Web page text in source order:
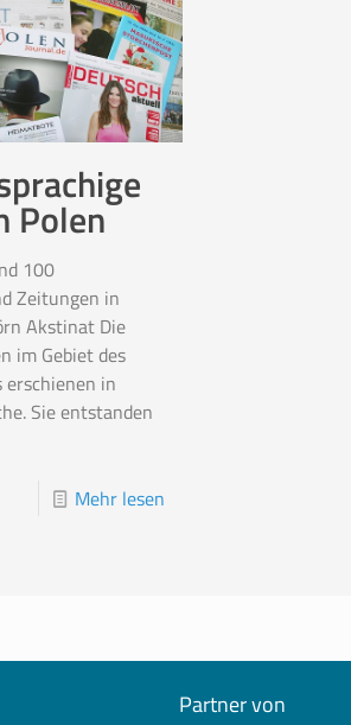
Polen
100
Zeitungen in
Akstinat Die
im Gebiet des
erschienen in
Sie entstanden
Mehr lesen
Partner von